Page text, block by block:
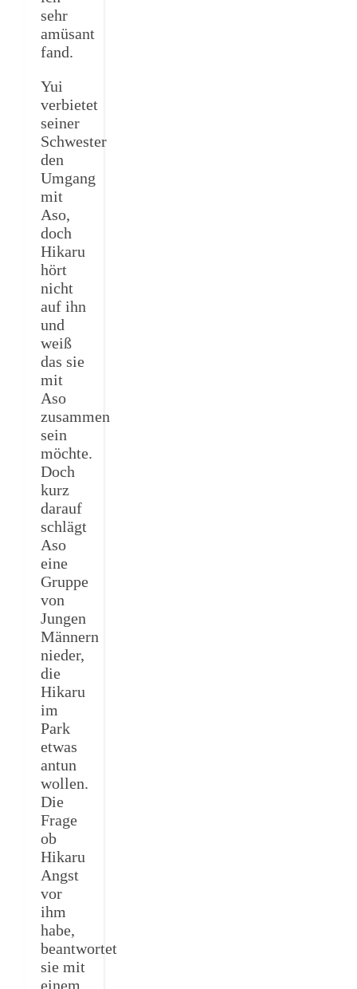
sehr
amüsant
fand.
Yui
verbietet
seiner
Schwester
den
Umgang
mit
Aso,
doch
Hikaru
hört
nicht
auf ihn
und
weiß
das sie
mit
Aso
zusammen
sein
möchte.
Doch
kurz
darauf
schlägt
Aso
eine
Gruppe
von
Jungen
Männern
nieder,
die
Hikaru
im
Park
etwas
antun
wollen.
Die
Frage
ob
Hikaru
Angst
vor
ihm
habe,
beantwortet
sie mit
einem